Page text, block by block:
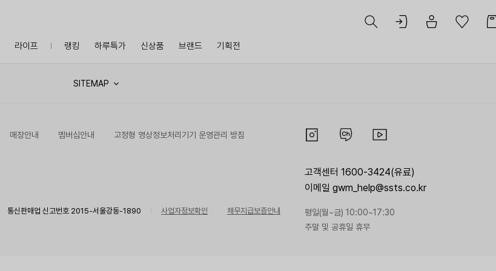
라이프 랭킹 하루특가 신상품 브랜드 기획전
SITEMAP
매장안내 멤버십안내 고정형 영상정보처리기기 운영관리 방침
통신판매업 신고번호 2015-서울강동-1890 사업자정보확인
채무지급보증안내
고객센터 1600-3424(유료)
이메일 gwm_help@ssts.co.kr
평일(월~금) 10:00~17:30
주말 및 공휴일 휴무